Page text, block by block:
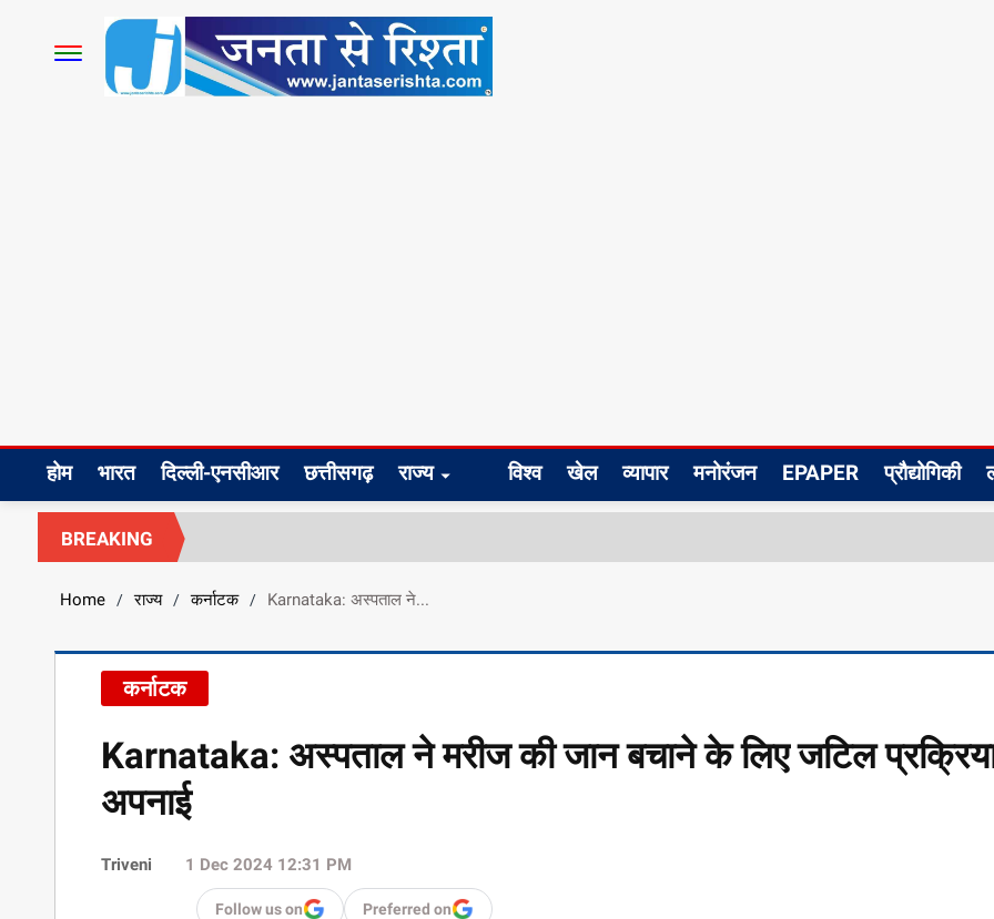
होम भारत दिल्ली-एनसीआर छत्तीसगढ़ राज्य विश्व खेल व्यापार मनोरंजन EPAPER प्रौद्योगिकी
BREAKING
Home / राज्य / कर्नाटक / Karnataka: अस्पताल ने...
कर्नाटक
Karnataka: अस्पताल ने मरीज की जान बचाने के लिए जटिल
अपनाई
Triveni 1 Dec 2024 12:31 PM
Follow us on Preferred on